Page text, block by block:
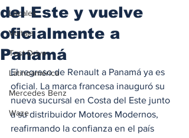
Locales
Voltaje
Test Drive
Latinoamérica
Mercedes Benz
Waze
del Este y vuelve
oficialmente a
Panamá
El regreso de Renault a Panamá ya es
oficial. La marca francesa inauguró su
nueva sucursal en Costa del Este junto
a su distribuidor Motores Modernos,
reafirmando la confianza en el país